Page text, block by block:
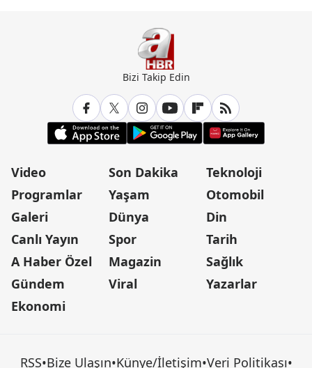
Bizi Takip Edin
Video
Programlar
Galeri
Canlı Yayın
A Haber Özel
Gündem
Ekonomi
Son Dakika
Yaşam
Dünya
Spor
Magazin
Viral
Teknoloji
Otomobil
Din
Tarih
Sağlık
Yazarlar
RSS•Bize Ulaşın•Künye/İletişim•Veri Politikası•